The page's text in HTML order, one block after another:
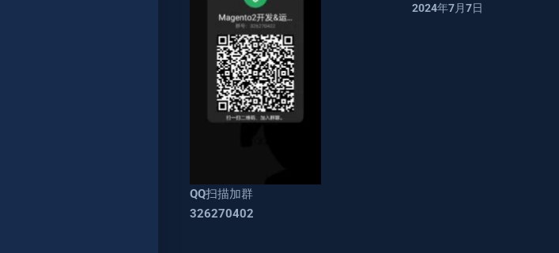
QQ扫描加群
326270402
2024年7月7日